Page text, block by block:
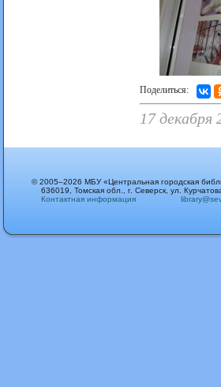
Поделиться:
17 декабря
© 2005–2026 МБУ «Центральная городская
636019, Томская обл., г. Северск, ул.
Контактная информация